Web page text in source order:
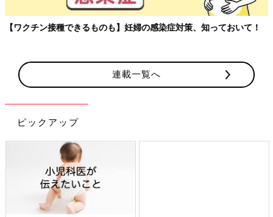
【ワクチン接種できるものも】妊婦の感染症対策、知っておいて！
連載一覧へ
ピックアップ